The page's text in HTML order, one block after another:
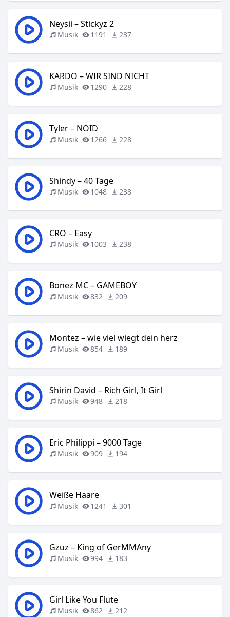
Neysii – Stickyz 2
Musik 1191 237
KARDO – WIR SIND NICHT
Musik 1290 228
Tyler – NOID
Musik 1266 228
Shindy – 40 Tage
Musik 1048 238
CRO – Easy
Musik 1003 238
Bonez MC – GAMEBOY
Musik 832 209
Montez – wie viel wiegt dein herz
Musik 854 189
Shirin David – Rich Girl, It Girl
Musik 948 218
Eric Philippi – 9000 Tage
Musik 909 194
Weiße Haare
Musik 1241 301
Gzuz – King of GerMMAny
Musik 994 183
Girl Like You Flute
Musik 862 212